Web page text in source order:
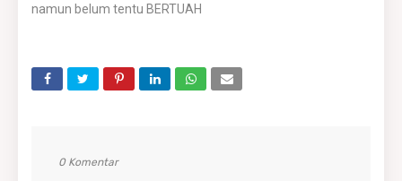
namun belum tentu BERTUAH
0 Komentar